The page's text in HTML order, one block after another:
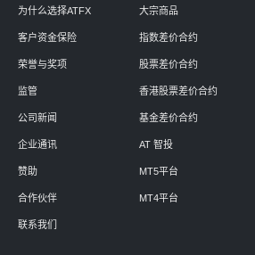
为什么选择ATFX
客户资金保险
荣誉与奖项
监管
公司新闻
企业通讯
赞助
合作伙伴
联系我们
大宗商品
指数差价合约
股票差价合约
香港股票差价合约
基金差价合约
AT 智投
MT5平台
MT4平台